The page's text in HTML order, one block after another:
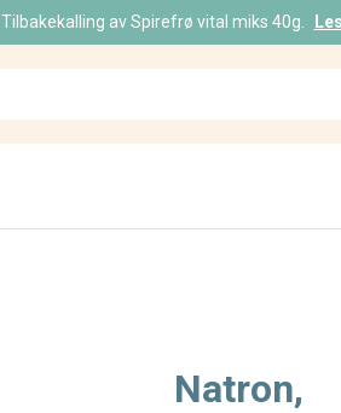
Tilbakekalling av Spirefrø vital miks 40g.
Natron,